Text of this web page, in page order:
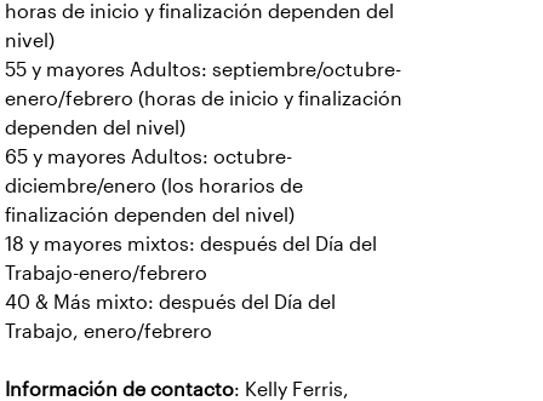
horas de inicio y finalización dependen del
nivel)
55 y mayores Adultos: septiembre/octubre-
enero/febrero (horas de inicio y finalización
dependen del nivel)
65 y mayores Adultos: octubre-
diciembre/enero (los horarios de
finalización dependen del nivel)
18 y mayores mixtos: después del Día del
Trabajo-enero/febrero
40 & Más mixto: después del Día del
Trabajo, enero/febrero
Información de contacto: Kelly Ferris,